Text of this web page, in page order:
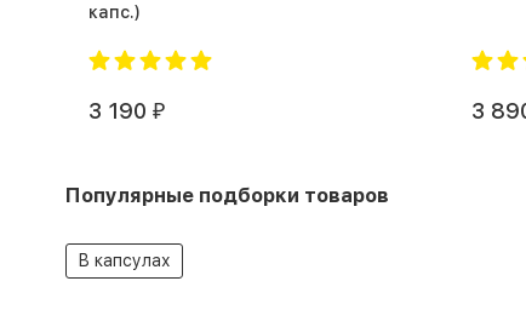
капс.)
3 190 ₽ 3
Популярные подборки товаров
В капсулах